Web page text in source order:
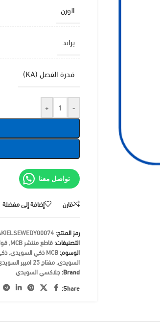
الوزن
براند
قدرة الفصل (KA)
-
+
تواصل معنا
قارن إضافة إلى مفضلة
رمز المنتج:
التصنيفات:قاطع منتشر MCB ,
الوسوم:MCB ذكي السويدي ,
السويدي,مفتاح 25 امبير السويدي
Brand: جلاكسي السويدي
Share: